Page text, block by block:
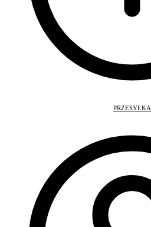
PRZESYŁKA